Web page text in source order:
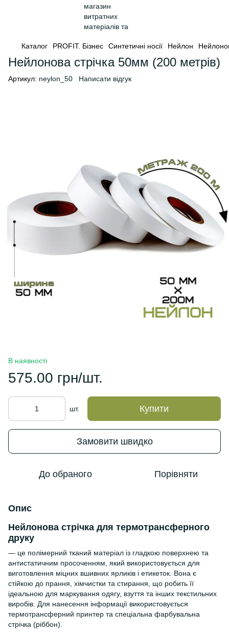
Каталог PROFIT. Бізнес Синтетичні носії Нейлон
Нейлонова стрічка 50мм (200 метрів)
Артикул: neylon_50 Написати відгук
В наявності
575.00 грн/шт.
шт. Купити
Замовити швидко
До обраного Порівняти
Опис
Нейлонова стрічка для термотрансферного
друку
— це полімерний тканий матеріал із гладкою поверхнею та
антистатичним просоченням, який використовується для
виготовлення міцних вшивних ярликів і етикеток. Вона є
стійкою до прання, хімчистки та стирання, що робить її
ідеальною для маркування одягу, взуття та інших текстильних
виробів. Для нанесення інформації використовується
термотрансферний принтер та спеціальна фарбувальна
стрічка (ріббон).